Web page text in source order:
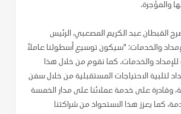
والمؤجرة.
القبطان عبد الكريم المصعبي، الرئيس
والخدمات: "سيكون توسيع أسطولنا عاملاً
للإمداد والخدمات. كما نقوم من خلال هذا
لتلبية الاحتياجات المستقبلية من خلال سفن
وقادرة على خدمة عملائنا على مدار الخمسة
كما يعزز هذا الاستحواذ من شراكتنا